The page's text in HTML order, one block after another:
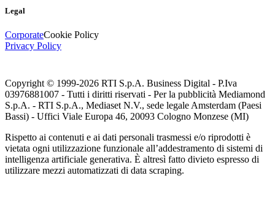
Legal
CorporateCookie Policy
Privacy Policy
Copyright © 1999-2026 RTI S.p.A. Business Digital - P.Iva
03976881007 - Tutti i diritti riservati - Per la pubblicità Mediamond
S.p.A. - RTI S.p.A., Mediaset N.V., sede legale Amsterdam (Paesi
Bassi) - Uffici Viale Europa 46, 20093 Cologno Monzese (MI)
Rispetto ai contenuti e ai dati personali trasmessi e/o riprodotti è
vietata ogni utilizzazione funzionale all’addestramento di sistemi di
intelligenza artificiale generativa. È altresì fatto divieto espresso di
utilizzare mezzi automatizzati di data scraping.